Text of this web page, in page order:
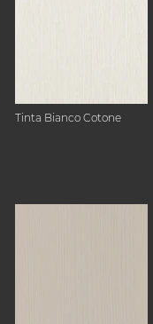
Tinta Bianco Cotone